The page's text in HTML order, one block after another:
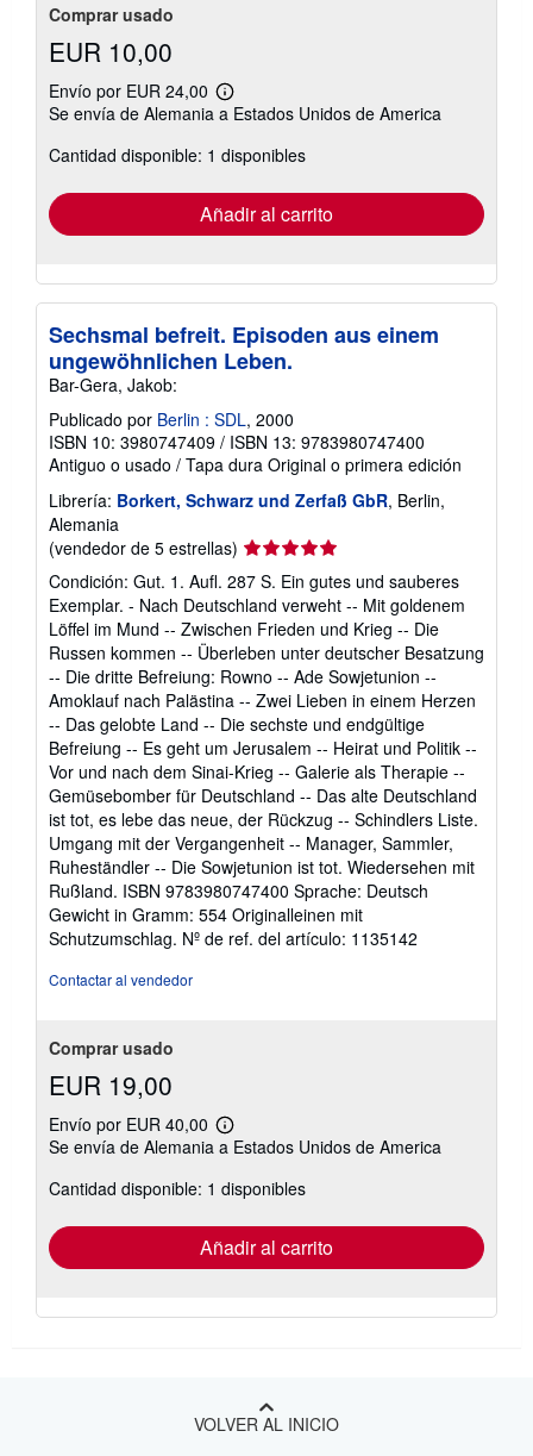
Comprar usado
EUR 10,00
Envío por EUR 24,00
Más
información
las
tarifas
envío
Se envía de Alemania a Estados Unidos de America
Cantidad disponible: 1 disponibles
Añadir al carrito
Sechsmal befreit. Episoden aus einem
ungewöhnlichen Leben.
Bar-Gera, Jakob:
Publicado por Berlin : SDL, 2000
ISBN 10: 3980747409 / ISBN 13: 9783980747400
Antiguo o usado / Tapa dura Original o primera edición
Librería: Borkert, Schwarz und Zerfaß GbR, Berlin,
Alemania
(vendedor de 5 estrellas) Calificación
del
vendedor:
5
de
5
estrellas
Condición: Gut. 1. Aufl. 287 S. Ein gutes und sauberes
Exemplar. - Nach Deutschland verweht -- Mit goldenem
Löffel im Mund -- Zwischen Frieden und Krieg -- Die
Russen kommen -- Überleben unter deutscher Besatzung
-- Die dritte Befreiung: Rowno -- Ade Sowjetunion --
Amoklauf nach Palästina -- Zwei Lieben in einem Herzen
-- Das gelobte Land -- Die sechste und endgültige
Befreiung -- Es geht um Jerusalem -- Heirat und Politik --
Vor und nach dem Sinai-Krieg -- Galerie als Therapie --
Gemüsebomber für Deutschland -- Das alte Deutschland
ist tot, es lebe das neue, der Rückzug -- Schindlers Liste.
Umgang mit der Vergangenheit -- Manager, Sammler,
Ruheständler -- Die Sowjetunion ist tot. Wiedersehen mit
Rußland. ISBN 9783980747400 Sprache: Deutsch
Gewicht in Gramm: 554 Originalleinen mit
Schutzumschlag. Nº de ref. del artículo: 1135142
Contactar al vendedor
Comprar usado
EUR 19,00
Envío por EUR 40,00
Más
información
las
tarifas
envío
Se envía de Alemania a Estados Unidos de America
Cantidad disponible: 1 disponibles
Añadir al carrito
VOLVER AL INICIO